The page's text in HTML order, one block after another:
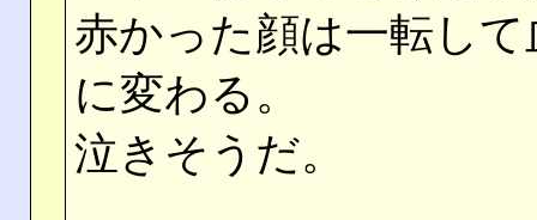
赤かった顔は一転し
に変わる。
泣きそうだ。